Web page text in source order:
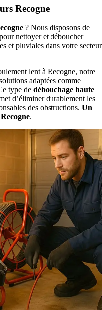
Recogne
? Nous disposons de
nettoyer et déboucher
et pluviales dans votre secteur
lent à Recogne, notre
adaptées comme
type de débouchage haute
d’éliminer durablement les
des obstructions. Un
.